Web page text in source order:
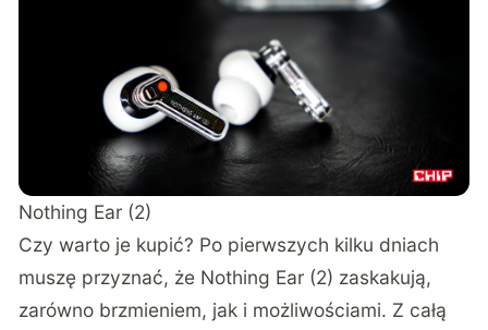
Nothing Ear (2)
Czy warto je kupić? Po pierwszych kilku dniach
muszę przyznać, że Nothing Ear (2) zaskakują,
zarówno brzmieniem, jak i możliwościami. Z całą